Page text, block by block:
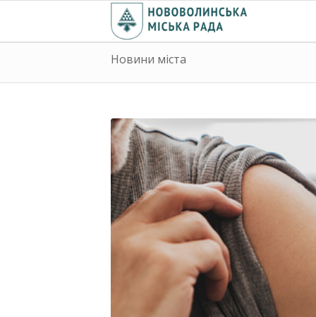
Новини міста